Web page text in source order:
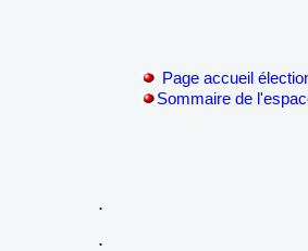
Page accueil
Sommaire de
.
.